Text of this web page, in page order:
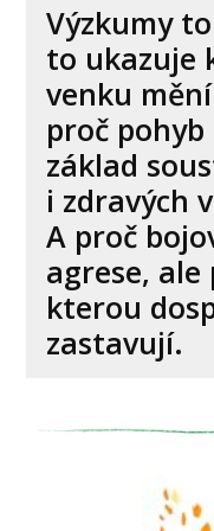
Výzkumy
to ukazuje
venku
proč
základ
i zdravých
A proč
agrese,
kterou
zastavují.